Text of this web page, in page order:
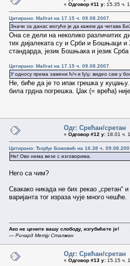
« Одговор #11 у: 15.35 ч.
Цитирано: Mallrat на 17.15 ч. 09.08.2007.
Значи за данас могуће је да кажем да читава
Она се дели на неколико различитих
тих дијалеката су и Срби и Бошњаци и
стандарда, језик Бошњака и језик Срба
Цитирано: Mallrat на 17.15 ч. 09.08.2007.
У односу према замени ћ/ч и ђ/џ: видео сам у
Не, биће да је то ипак грешка у
била грдна погрешка. Џак (= врећа)
Одг: Срећан/сретан
« Одговор #12 у: 18.01 ч.
Цитирано: Ђорђе Божовић на 16.38 ч.
Не! Ово нема везе с изговорима.
Него са чим?
Свакако никада не бих рекао „сретан“
варијанта тог израза чује много чешће.
Ако не цените вашу слободу, изгубићете је!
— Ричард Метју Сталман
Одг: Срећан/сретан
« Одговор #13 у: 15.15 ч.